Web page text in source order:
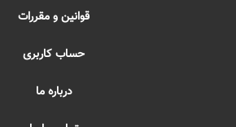
قوانین و مقررات
حساب کاربری
درباره ما